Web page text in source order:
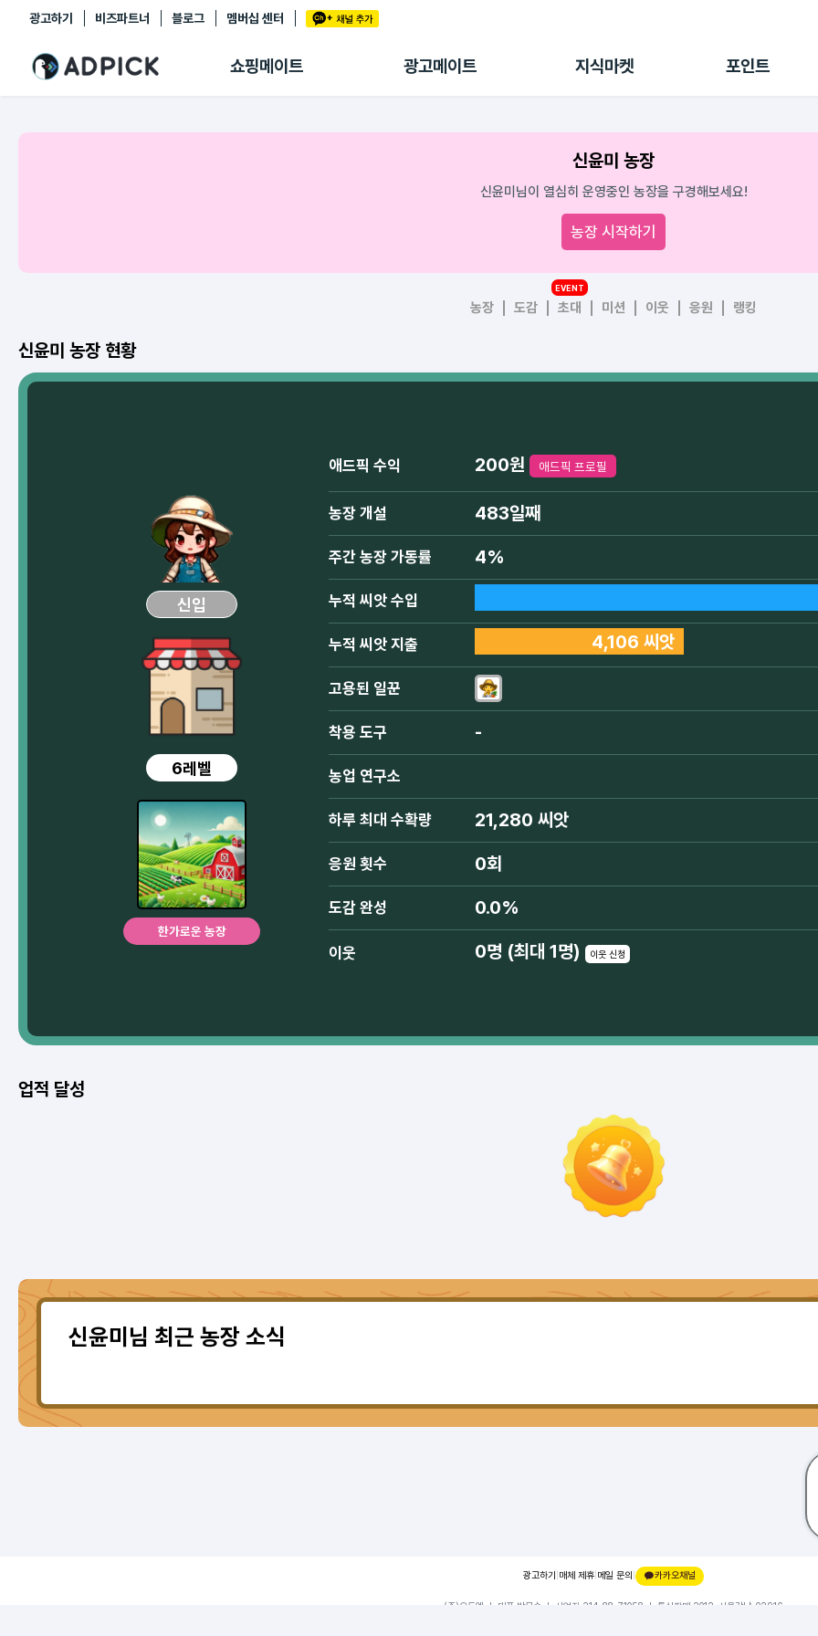
광고하기 비즈파트너 블로그 멤버십 센터
쇼핑메이트 광고메이트 지식마켓 포인트
추천상품
쇼핑 에이전트
링크관리
광고리포트
출석 룰렛
후원
신윤미 농장
신윤미님이 열심히 운영중인 농장을 구경해보세요!
농장 시작하기
농장 도감 초대
EVENT
미션 이웃 응원 랭킹
신윤미 농장 현황
신입
6레벨
한가로운 농장
애드픽 수익 200원 애드픽 프로필
농장 개설 483일째
주간 농장 가동률 4%
누적 씨앗 수입
누적 씨앗 지출 4,106 씨앗
고용된 일꾼
착용 도구 -
농업 연구소
하루 최대 수확량 21,280 씨앗
응원 횟수 0회
도감 완성 0.0%
이웃 0명 (최대 1명) 이웃 신청
업적 달성
신윤미님 최근 농장 소식
광고하기 매체 제휴 메일 문의 | 카카오채널
(주)오드엠 ㅣ 대표 박무순 ㅣ 사업자 214-88-71058 ㅣ 통신판매 2012-서울강남-02916